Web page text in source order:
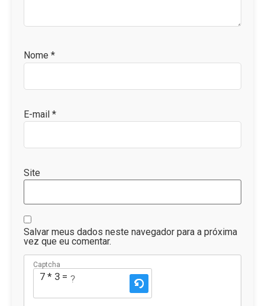
Nome *
E-mail *
Site
Salvar meus dados neste navegador para a próxima
vez que eu comentar.
Captcha
7 * 3 = ?